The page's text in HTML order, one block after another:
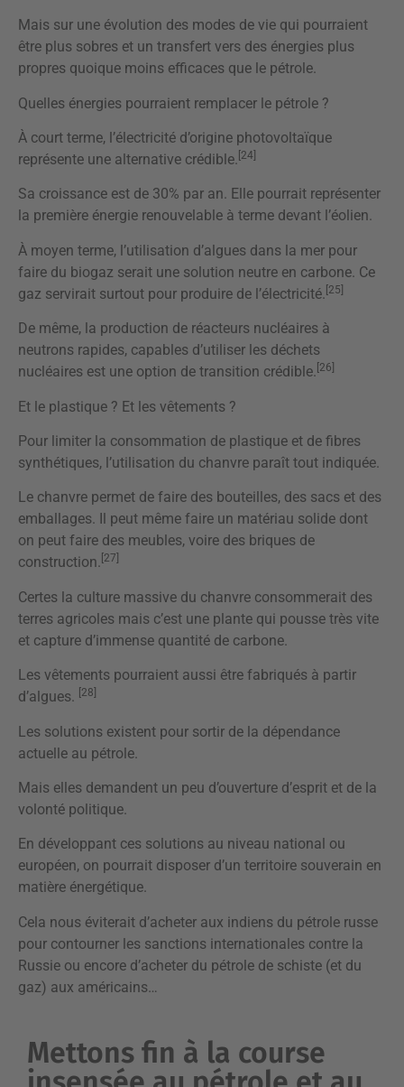
Mais sur une évolution des modes de vie qui pourraient
être plus sobres et un transfert vers des énergies plus
propres quoique moins efficaces que le pétrole.
Quelles énergies pourraient remplacer le pétrole ?
À court terme, l’électricité d’origine photovoltaïque
représente une alternative crédible. [24]
Sa croissance est de 30% par an. Elle pourrait représenter
la première énergie renouvelable à terme devant l’éolien.
À moyen terme, l’utilisation d’algues dans la mer pour
faire du biogaz serait une solution neutre en carbone. Ce
gaz servirait surtout pour produire de l’électricité. [25]
De même, la production de réacteurs nucléaires à
neutrons rapides, capables d’utiliser les déchets
nucléaires est une option de transition crédible. [26]
Et le plastique ? Et les vêtements ?
Pour limiter la consommation de plastique et de fibres
synthétiques, l’utilisation du chanvre paraît tout indiquée.
Le chanvre permet de faire des bouteilles, des sacs et des
emballages. Il peut même faire un matériau solide dont
on peut faire des meubles, voire des briques de
construction. [27]
Certes la culture massive du chanvre consommerait des
terres agricoles mais c’est une plante qui pousse très vite
et capture d’immense quantité de carbone.
Les vêtements pourraient aussi être fabriqués à partir
d’algues.
[28]
Les solutions existent pour sortir de la dépendance
actuelle au pétrole.
Mais elles demandent un peu d’ouverture d’esprit et de la
volonté politique.
En développant ces solutions au niveau national ou
européen, on pourrait disposer d’un territoire souverain en
matière énergétique.
Cela nous éviterait d’acheter aux indiens du pétrole russe
pour contourner les sanctions internationales contre la
Russie ou encore d’acheter du pétrole de schiste (et du
gaz) aux américains…
Mettons fin à la course